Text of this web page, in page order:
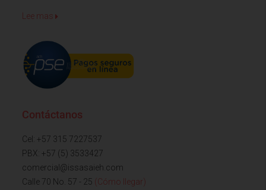
Lee mas
Contáctanos
Cel: +57 315 7227537
PBX: +57 (5) 3533427
comercial@issasaieh.com
Calle 70 No. 57 - 25 (Cómo llegar)